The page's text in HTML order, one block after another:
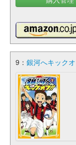
9： 銀河へキック